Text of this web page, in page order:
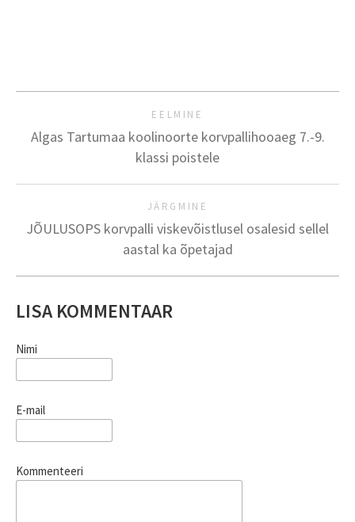
EELMINE
Algas Tartumaa koolinoorte korvpallihooaeg 7.-9.
klassi poistele
JÄRGMINE
JÕULUSOPS korvpalli viskevõistlusel osalesid sellel
aastal ka õpetajad
LISA KOMMENTAAR
Nimi
E-mail
Kommenteeri